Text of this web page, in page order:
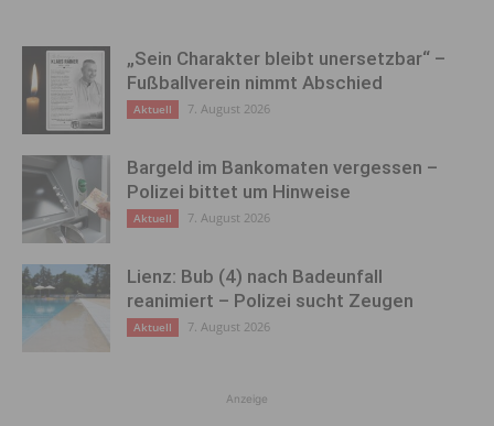
„Sein Charakter bleibt unersetzbar“ –
Fußballverein nimmt Abschied
Aktuell 7. August 2026
Bargeld im Bankomaten vergessen –
Polizei bittet um Hinweise
Aktuell 7. August 2026
Lienz: Bub (4) nach Badeunfall
reanimiert – Polizei sucht Zeugen
Aktuell 7. August 2026
Anzeige